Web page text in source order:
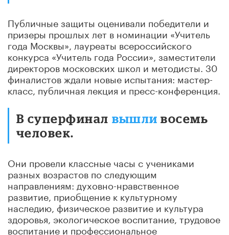
Публичные защиты оценивали победители и
призеры прошлых лет в номинации «Учитель
года Москвы», лауреаты всероссийского
конкурса «Учитель года России», заместители
директоров московских школ и методисты. 30
финалистов ждали новые испытания: мастер-
класс, публичная лекция и пресс-конференция.
В суперфинал вышли восемь
человек.
Они провели классные часы с учениками
разных возрастов по следующим
направлениям: духовно-нравственное
развитие, приобщение к культурному
наследию, физическое развитие и культура
здоровья, экологическое воспитание, трудовое
воспитание и профессиональное